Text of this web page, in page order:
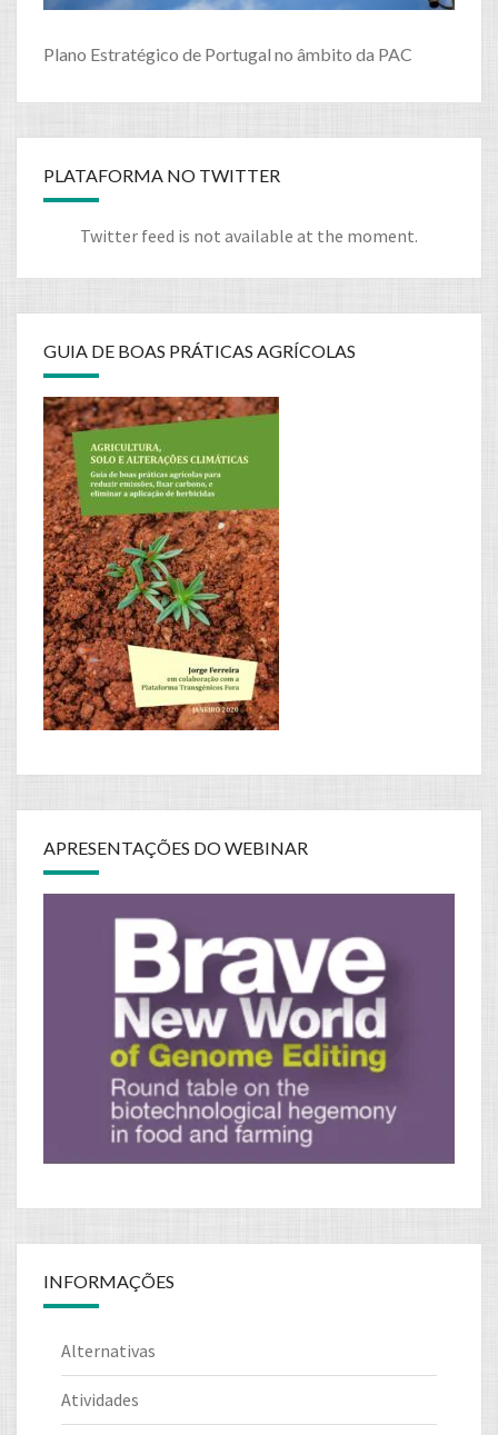
Plano Estratégico de Portugal no âmbito da PAC
PLATAFORMA NO TWITTER
Twitter feed is not available at the moment.
GUIA DE BOAS PRÁTICAS AGRÍCOLAS
APRESENTAÇÕES DO WEBINAR
INFORMAÇÕES
Alternativas
Atividades